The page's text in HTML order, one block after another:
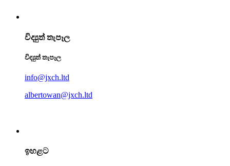
විද්‍යුත් තැපෑල
විද්‍යුත් තැපෑල
info@jxch.ltd
albertowan@jxch.ltd
ඉහළට